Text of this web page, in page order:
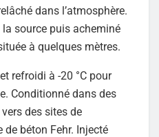
dans l’atmosphère.
source puis acheminé
à quelques mètres.
refroidi à -20 °C pour
Conditionné dans des
des sites de
de béton Fehr. Injecté